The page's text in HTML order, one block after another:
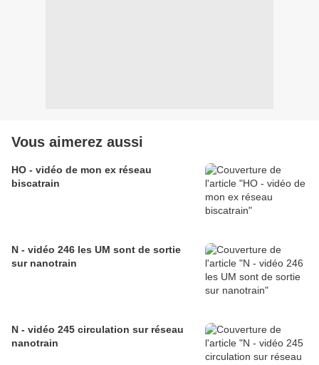
Vous aimerez aussi
HO - vidéo de mon ex réseau
biscatrain
N - vidéo 246 les UM sont de sortie
sur nanotrain
N - vidéo 245 circulation sur réseau
nanotrain